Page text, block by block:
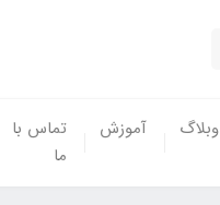
وبلاگ آموزش
تماس با
ما